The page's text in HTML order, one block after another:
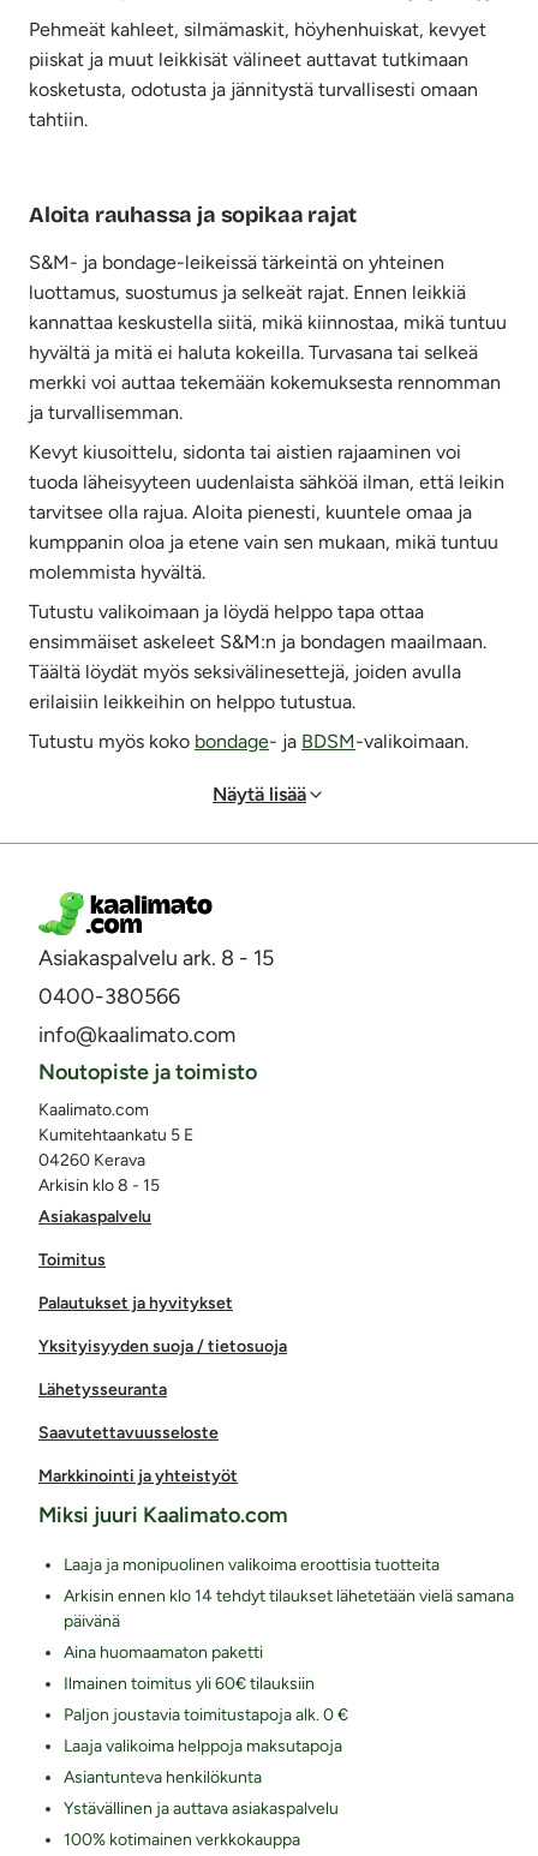
Pehmeät kahleet, silmämaskit, höyhenhuiskat, kevyet
piiskat ja muut leikkisät välineet auttavat tutkimaan
kosketusta, odotusta ja jännitystä turvallisesti omaan
tahtiin.
Aloita rauhassa ja sopikaa rajat
S&M- ja bondage-leikeissä tärkeintä on yhteinen
luottamus, suostumus ja selkeät rajat. Ennen leikkiä
kannattaa keskustella siitä, mikä kiinnostaa, mikä tuntuu
hyvältä ja mitä ei haluta kokeilla. Turvasana tai selkeä
merkki voi auttaa tekemään kokemuksesta rennomman
ja turvallisemman.
Kevyt kiusoittelu, sidonta tai aistien rajaaminen voi
tuoda läheisyyteen uudenlaista sähköä ilman, että leikin
tarvitsee olla rajua. Aloita pienesti, kuuntele omaa ja
kumppanin oloa ja etene vain sen mukaan, mikä tuntuu
molemmista hyvältä.
Tutustu valikoimaan ja löydä helppo tapa ottaa
ensimmäiset askeleet S&M:n ja bondagen maailmaan.
Täältä löydät myös seksivälinesettejä, joiden avulla
erilaisiin leikkeihin on helppo tutustua.
Tutustu myös koko bondage- ja BDSM-valikoimaan.
Näytä lisää
Asiakaspalvelu ark. 8 - 15
0400-380566
info@kaalimato.com
Asiakaspalvelu
Toimitus
Palautukset ja hyvitykset
Yksityisyyden suoja / tietosuoja
Lähetysseuranta
Saavutettavuusseloste
Markkinointi ja yhteistyöt
Noutopiste ja toimisto
Kaalimato.com
Kumitehtaankatu 5 E
04260 Kerava
Arkisin klo 8 - 15
Miksi juuri Kaalimato.com
Laaja ja monipuolinen valikoima eroottisia tuotteita
Arkisin ennen klo 14 tehdyt tilaukset lähetetään vielä samana
päivänä
Aina huomaamaton paketti
Ilmainen toimitus yli 60€ tilauksiin
Paljon joustavia toimitustapoja alk. 0 €
Laaja valikoima helppoja maksutapoja
Asiantunteva henkilökunta
Ystävällinen ja auttava asiakaspalvelu
100% kotimainen verkkokauppa